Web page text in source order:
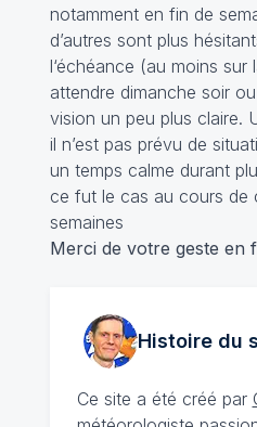
notamment en fin de
d’autres sont plus
l‘échéance (au moins
attendre dimanche soir
vision un peu plus claire.
il n’est pas prévu de
un temps calme durant
ce fut le cas au cours de
semaines
Merci de votre geste en
Histoire du
Ce site a été créé par